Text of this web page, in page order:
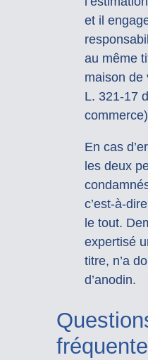
et il
au même
maison de
L. 321-17
En cas
les deux
c’est-à-
le tout.
expertisé
titre, n’a
d’anodin.